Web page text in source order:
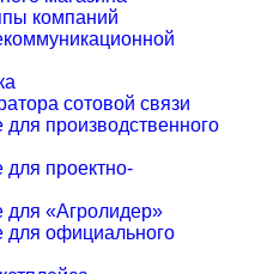
компаний
сотовой связи
производственного
для проектно-
для «Агролидер»
для официального